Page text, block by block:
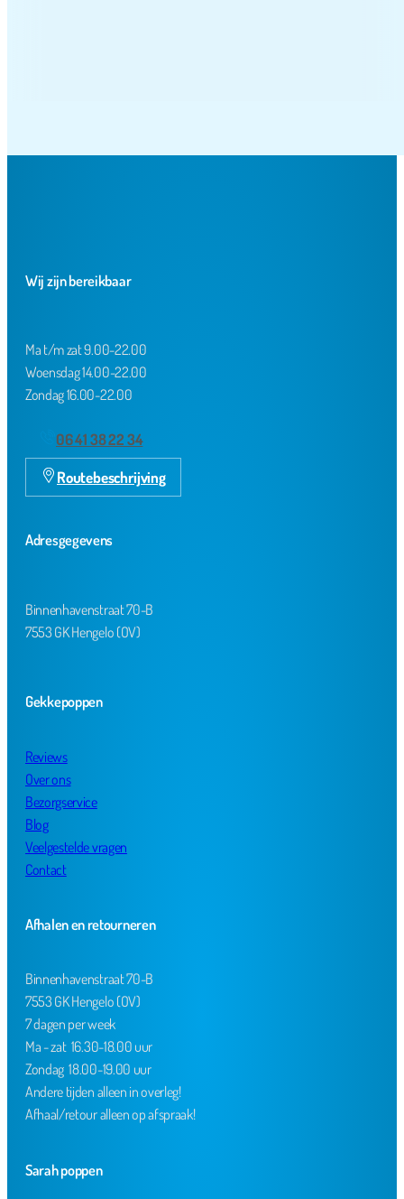
Wij zijn bereikbaar
Ma t/m zat 9.00-22.00
Woensdag 14.00-22.00
Zondag 16.00-22.00
06 41 38 22 34
Routebeschrijving
Adresgegevens
Binnenhavenstraat 70-B
7553 GK Hengelo (OV)
Gekkepoppen
Reviews
Over ons
Bezorgservice
Blog
Veelgestelde vragen
Contact
Afhalen en retourneren
Binnenhavenstraat 70-B
7553 GK Hengelo (OV)
7 dagen per week
Ma - zat 16.30-18.00 uur
Zondag 18.00-19.00 uur
Andere tijden alleen in overleg!
Afhaal/retour alleen op afspraak!
Sarah poppen